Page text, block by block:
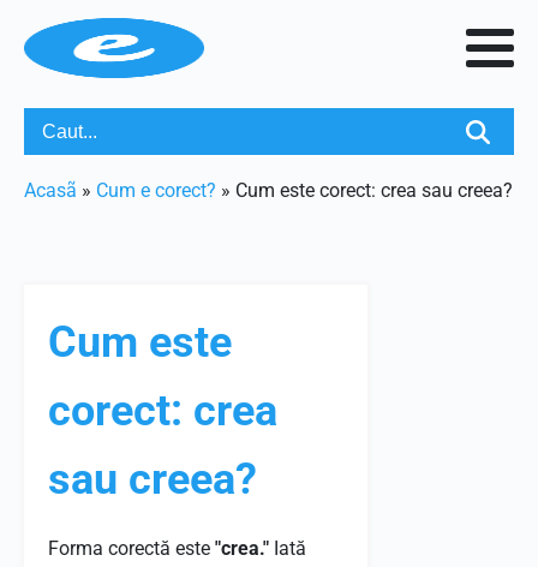
Acasã » Cum e corect? » Cum este corect: crea sau creea?
Cum este
corect: crea
sau creea?
Forma corectă este "crea." Iată